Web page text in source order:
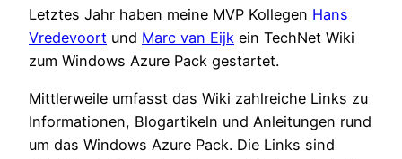
Letztes Jahr haben meine MVP Kollegen Hans
Vredevoort und Marc van Eijk ein TechNet Wiki
zum Windows Azure Pack gestartet.
Mittlerweile umfasst das Wiki zahlreiche Links zu
Informationen, Blogartikeln und Anleitungen rund
um das Windows Azure Pack. Die Links sind